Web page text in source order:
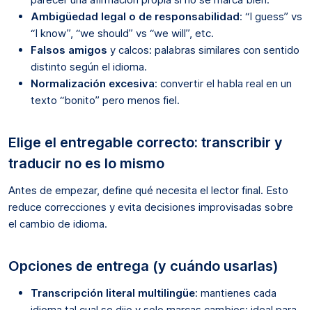
Ambigüedad legal o de responsabilidad: “I guess” vs
“I know”, “we should” vs “we will”, etc.
Falsos amigos y calcos: palabras similares con sentido
distinto según el idioma.
Normalización excesiva: convertir el habla real en un
texto “bonito” pero menos fiel.
Elige el entregable correcto: transcribir y
traducir no es lo mismo
Antes de empezar, define qué necesita el lector final. Esto
reduce correcciones y evita decisiones improvisadas sobre
el cambio de idioma.
Opciones de entrega (y cuándo usarlas)
Transcripción literal multilingüe: mantienes cada